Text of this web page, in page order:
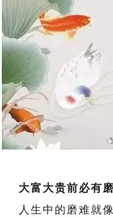
大富大贵前必有
人生中的磨难就像